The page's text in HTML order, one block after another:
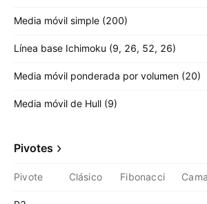
Media móvil simple (200)
Línea base Ichimoku (9, 26, 52, 26)
Media móvil ponderada por volumen (20)
Media móvil de Hull (9)
Pivotes
Pivote Clásico Fibonacci